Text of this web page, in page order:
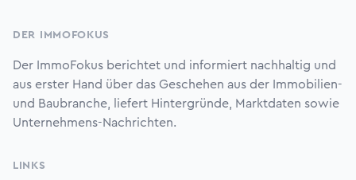
DER IMMOFOKUS
Der ImmoFokus berichtet und informiert nachhaltig und
aus erster Hand über das Geschehen aus der Immobilien-
und Baubranche, liefert Hintergründe, Marktdaten sowie
Unternehmens-Nachrichten.
LINKS